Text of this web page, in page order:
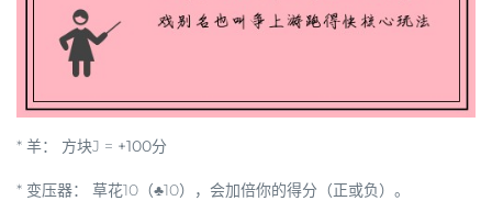
* 羊： 方块J = +100分
* 变压器： 草花10（♣10），会加倍你的得分（正或负）。